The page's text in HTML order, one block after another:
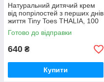
Натуральний дитячий крем
від попрілостей з перших днів
життя Tiny Toes THALIA, 100
мл (вік 0+)
Готово до відправки
640 ₴
Купити